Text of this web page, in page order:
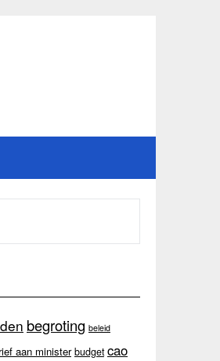
begroting beleid
aan minister budget cao